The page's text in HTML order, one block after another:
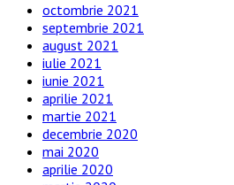
octombrie 2021
septembrie 2021
august 2021
iulie 2021
iunie 2021
aprilie 2021
martie 2021
decembrie 2020
mai 2020
aprilie 2020